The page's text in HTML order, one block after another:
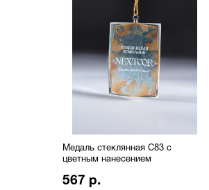
Медаль стеклянная C83 с
цветным нанесением
567 р.